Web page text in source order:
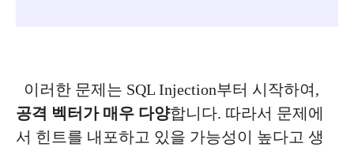
이러한 문제는 SQL Injection부터 시작하여,
공격 벡터가 매우 다양합니다. 따라서 문제에
서 힌트를 내포하고 있을 가능성이 높다고 생